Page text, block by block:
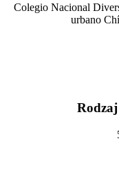
Colegio Nacional
urbano